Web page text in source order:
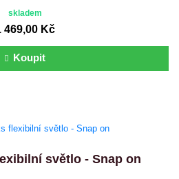
skladem
469,00 Kč
Koupit
světlo - Snap on